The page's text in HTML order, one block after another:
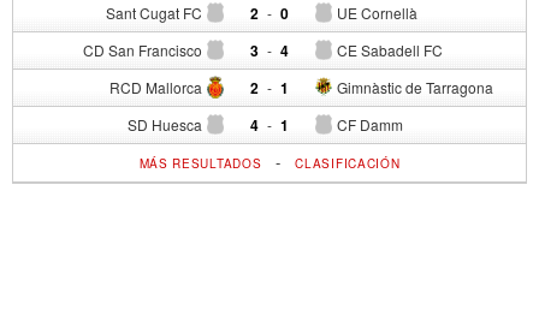
Sant Cugat FC 2 - UE Cornellà
0
CD San Francisco 3 - CE Sabadell FC
4
RCD Mallorca 2 - Gimnàstic de Tarragona
1
SD Huesca 4 - CF Damm
1
MÁS RESULTADOS -CLASIFICACIÓN